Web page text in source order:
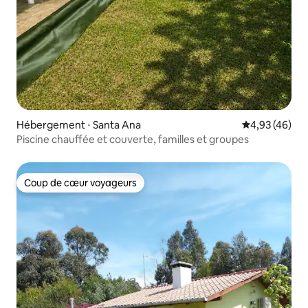
Hébergement ⋅ Santa Ana Évaluation
4,93 (46)
Piscine chauffée et couverte, familles et groupes
Coup de cœur voyageurs
Coup de cœur voyageurs